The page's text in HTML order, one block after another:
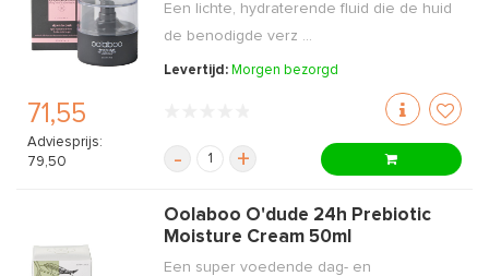
71,55
Adviesprijs:
79,50
Een lichte, hydraterende fluid die de huid
de benodigde verz ...
Levertijd: Morgen bezorgd
- +
Oolaboo O'dude 24h Prebiotic
Moisture Cream 50ml
Een super voedende dag- en